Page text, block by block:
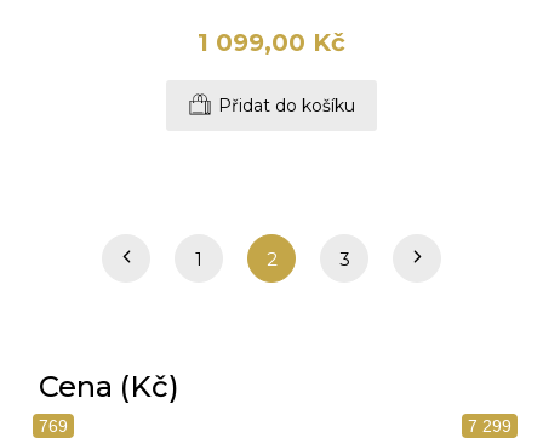
1 099,00 Kč
Přidat do košíku
1 2 3
Cena (Kč)
769 7 299